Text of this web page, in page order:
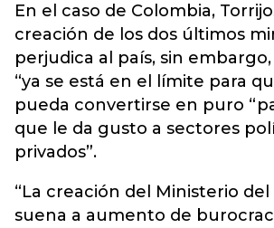
En el caso de Colombia,
creación de los dos últimos
perjudica al país, sin
“ya se está en el límite para
pueda convertirse en puro
que le da gusto a sectores
privados”.
“La creación del Ministerio
suena a aumento de